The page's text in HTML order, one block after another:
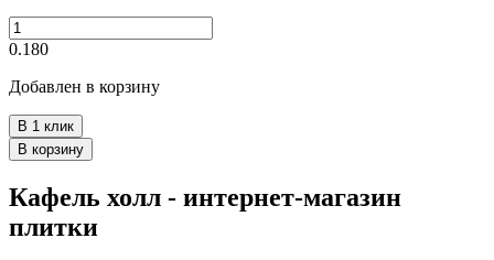
0.180
Добавлен в корзину
В 1 клик
В корзину
Кафель холл - интернет-магазин
плитки